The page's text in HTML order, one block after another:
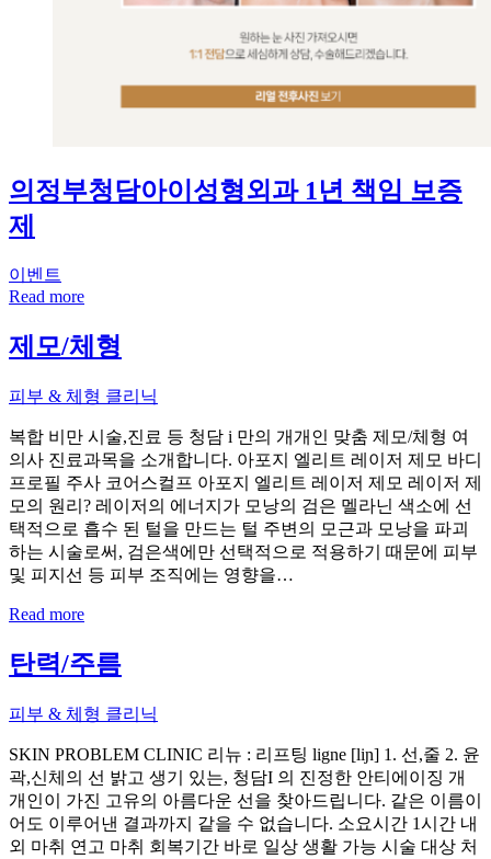
의정부청담아이성형외과 1년 책임 보증
제
이벤트
Read more
제모/체형
피부 & 체형 클리닉
복합 비만 시술,진료 등 청담 i 만의 개개인 맞춤 제모/체형 여
의사 진료과목을 소개합니다. 아포지 엘리트 레이저 제모 바디
프로필 주사 코어스컬프 아포지 엘리트 레이저 제모 레이저 제
모의 원리? 레이저의 에너지가 모낭의 검은 멜라닌 색소에 선
택적으로 흡수 된 털을 만드는 털 주변의 모근과 모낭을 파괴
하는 시술로써, 검은색에만 선택적으로 적용하기 때문에 피부
및 피지선 등 피부 조직에는 영향을…
Read more
탄력/주름
피부 & 체형 클리닉
SKIN PROBLEM CLINIC 리뉴 : 리프팅 ligne [liɲ] 1. 선,줄 2. 윤
곽,신체의 선 밝고 생기 있는, 청담I 의 진정한 안티에이징 개
개인이 가진 고유의 아름다운 선을 찾아드립니다. 같은 이름이
어도 이루어낸 결과까지 같을 수 없습니다. 소요시간 1시간 내
외 마취 연고 마취 회복기간 바로 일상 생활 가능 시술 대상 처